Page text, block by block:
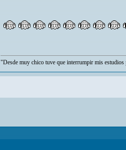
"Desde muy chico tuve que interrumpir mis